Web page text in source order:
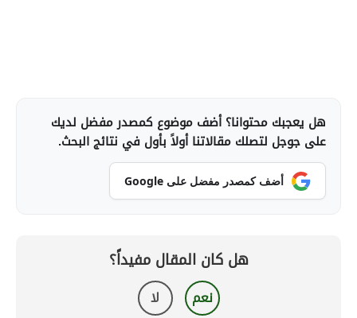
هل يعجبك محتوانا؟ أضف موضوع كمصدر مفضل لديك
على جوجل لتصلك مقالاتنا أولاً بأول في نتائج البحث.
أضف كمصدر مفضل على Google
هل كان المقال مفيداً؟
نعم لا